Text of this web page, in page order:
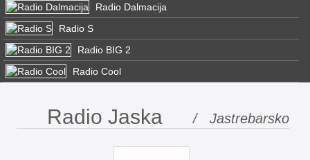
Radio Dalmacija
Radio S
Radio BIG 2
Radio Cool
Radio Jaska / Jastrebarsko